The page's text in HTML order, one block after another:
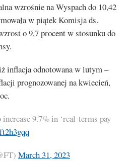
wzrośnie na Wyspach do 10,42
w piątek Komisja ds.
o 9,7 procent w stosunku do
inflacja odnotowana w lutym –
prognozowanej na kwiecień,
9.7% in ‘real-terms pay
March 31, 2023